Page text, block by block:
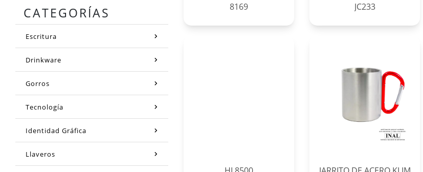
CATEGORÍAS
Escritura
Drinkware
Gorros
Tecnología
Identidad Gráfica
Llaveros
8169 JC233